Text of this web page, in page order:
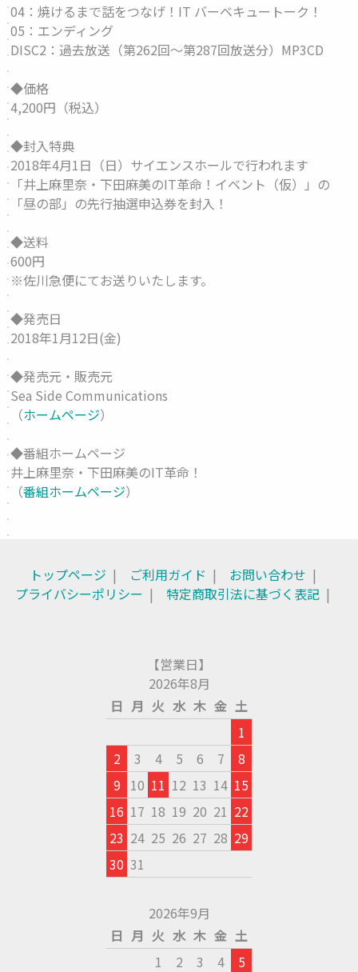
04：焼けるまで話をつなげ！IT バーベキュートーク！
05：エンディング
DISC2：過去放送（第262回～第287回放送分）MP3CD
◆価格
4,200円（税込）
◆封入特典
2018年4月1日（日）サイエンスホールで行われます
「井上麻里奈・下田麻美のIT革命！イベント（仮）」の
「昼の部」の先行抽選申込券を封入！
◆送料
600円
※佐川急便にてお送りいたします。
◆発売日
2018年1月12日(金)
◆発売元・販売元
Sea Side Communications
（ホームページ）
◆番組ホームページ
井上麻里奈・下田麻美のIT革命！
（番組ホームページ）
トップページ ご利用ガイド
お問い合わせ
プライバシーポリシー
特定商取引法に基づく表記
【営業日】
2026年8月
日 月 火 水 木 金 土
1
2
3 4 5 6 7
8
9 10 11 12 13 14 15
16 17 18 19 20 21 22
23 24 25 26 27 28 29
30 31
2026年9月
日 月 火 水 木 金 土
1
2 3 4 5